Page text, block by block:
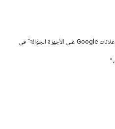
استيراد "حزمة تطوير البرامج (SDK) لإعلانات Google على الأجهزة الجوّالة" في